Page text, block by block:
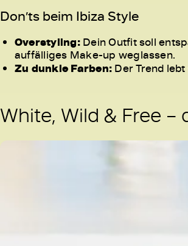
Don’ts beim Ibiza Style
Overstyling:Dein Outfit soll
auffälliges Make-up weglassen.
Zu dunkle Farben: Der Trend
White, Wild & Free